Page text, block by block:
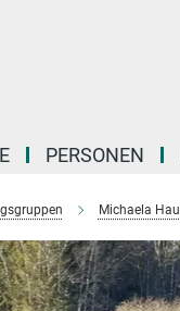
PERSONEN
Michaela Hau